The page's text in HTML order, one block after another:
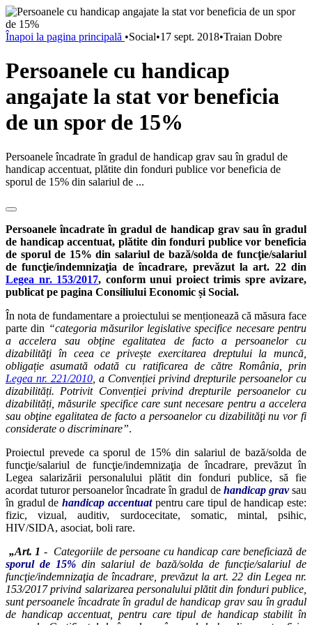
Înapoi la pagina principală •Social•17 sept. 2018•Traian Dobre
Persoanele cu handicap
angajate la stat vor beneficia
de un spor de 15%
Persoanele încadrate în gradul de handicap grav sau în gradul de
handicap accentuat, plătite din fonduri publice vor beneficia de
sporul de 15% din salariul de ...
Persoaneleîncadrate în gradul de handicap grav sau în gradul
de handicap accentuat, plătite din fonduri publice vor beneficia
de sporul de 15% din salariul de bază/solda de funcţie/salariul
de funcţie/indemnizaţia de încadrare, prevăzut la art. 22 din
Legea nr. 153/2017, conform unui proiect trimis spre avizare,
publicat pe pagina Consiliului Economic și Social.
În nota de fundamentare a proiectului se menționează că măsura face
parte din “categoria măsurilor legislative specifice necesare pentru
a accelera sau obţine egalitatea de facto a persoanelor cu
dizabilităţi în ceea ce privește exercitarea dreptului la muncă,
obligație asumată odată cu ratificarea de către România, prin
Legea nr. 221/2010 , a Convenției privind drepturile persoanelor cu
dizabilități. Potrivit Convenției privind drepturile persoanelor cu
dizabilități, măsurile specifice care sunt necesare pentru a accelera
sau obţine egalitatea de facto a persoanelor cu dizabilităţi nu vor fi
considerate o discriminare”.
Proiectul prevede ca sporul de 15% din salariul de bază/solda de
funcţie/salariul de funcţie/indemnizaţia de încadrare, prevăzut în
Legea salarizării personalului plătit din fonduri publice, să fie
acordat tuturor persoanelor încadrate în gradul de handicap gravsau
în gradul dehandicap accentuatpentru care tipul de handicap este:
fizic, vizual, auditiv, surdocecitate, somatic, mintal, psihic,
HIV/SIDA, asociat, boli rare.
„Art. 1 - Categoriile de persoane cu handicap care beneficiază de
sporul de 15% din salariul de bază/solda de funcţie/salariul de
funcţie/indemnizaţia de încadrare, prevăzut la art. 22 din Legea nr.
153/2017 privind salarizarea personalului plătit din fonduri publice,
sunt persoanele încadrate în gradul de handicap grav sau în gradul
de handicap accentuat, pentru care tipul de handicap stabilit în